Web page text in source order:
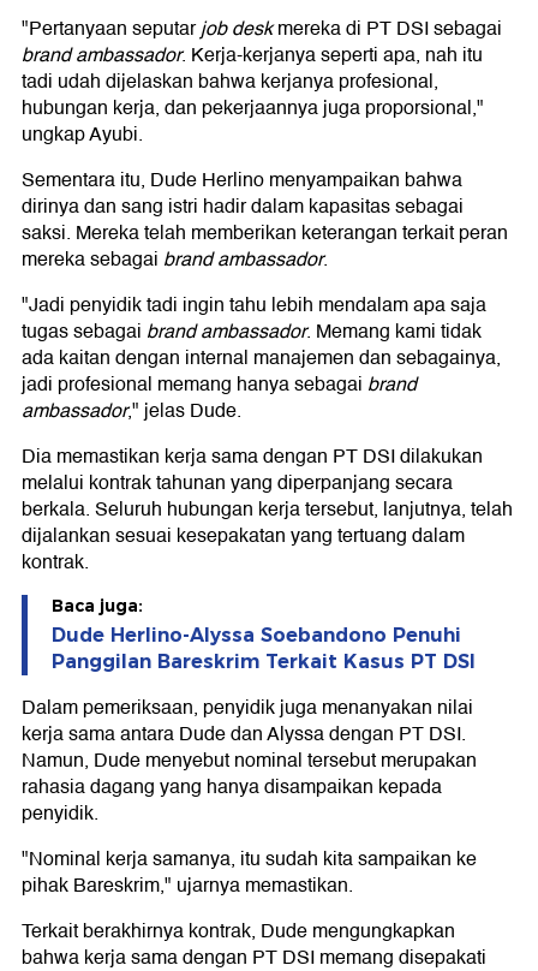
"Pertanyaan seputarjob deskmereka di PT DSI sebagai
brand ambassador. Kerja-kerjanya seperti apa, nah itu
tadi udah dijelaskan bahwa kerjanya profesional,
hubungan kerja, dan pekerjaannya juga proporsional,"
ungkap Ayubi.
Sementara itu, Dude Herlino menyampaikan bahwa
dirinya dan sang istri hadir dalam kapasitas sebagai
saksi. Mereka telah memberikan keterangan terkait peran
mereka sebagai brand ambassador.
"Jadi penyidik tadi ingin tahu lebih mendalam apa saja
tugas sebagai brand ambassador. Memang kami tidak
ada kaitan dengan internal manajemen dan sebagainya,
jadi profesional memang hanya sebagai brand
ambassador," jelas Dude.
Dia memastikan kerja sama dengan PT DSI dilakukan
melalui kontrak tahunan yang diperpanjang secara
berkala. Seluruh hubungan kerja tersebut, lanjutnya, telah
dijalankan sesuai kesepakatan yang tertuang dalam
kontrak.
Baca juga:
Dude Herlino-Alyssa Soebandono Penuhi
Panggilan Bareskrim Terkait Kasus PT DSI
Dalam pemeriksaan, penyidik juga menanyakan nilai
kerja sama antara Dude dan Alyssa dengan PT DSI.
Namun, Dude menyebut nominal tersebut merupakan
rahasia dagang yang hanya disampaikan kepada
penyidik.
"Nominal kerja samanya, itu sudah kita sampaikan ke
pihak Bareskrim," ujarnya memastikan.
Terkait berakhirnya kontrak, Dude mengungkapkan
bahwa kerja sama dengan PT DSI memang disepakati